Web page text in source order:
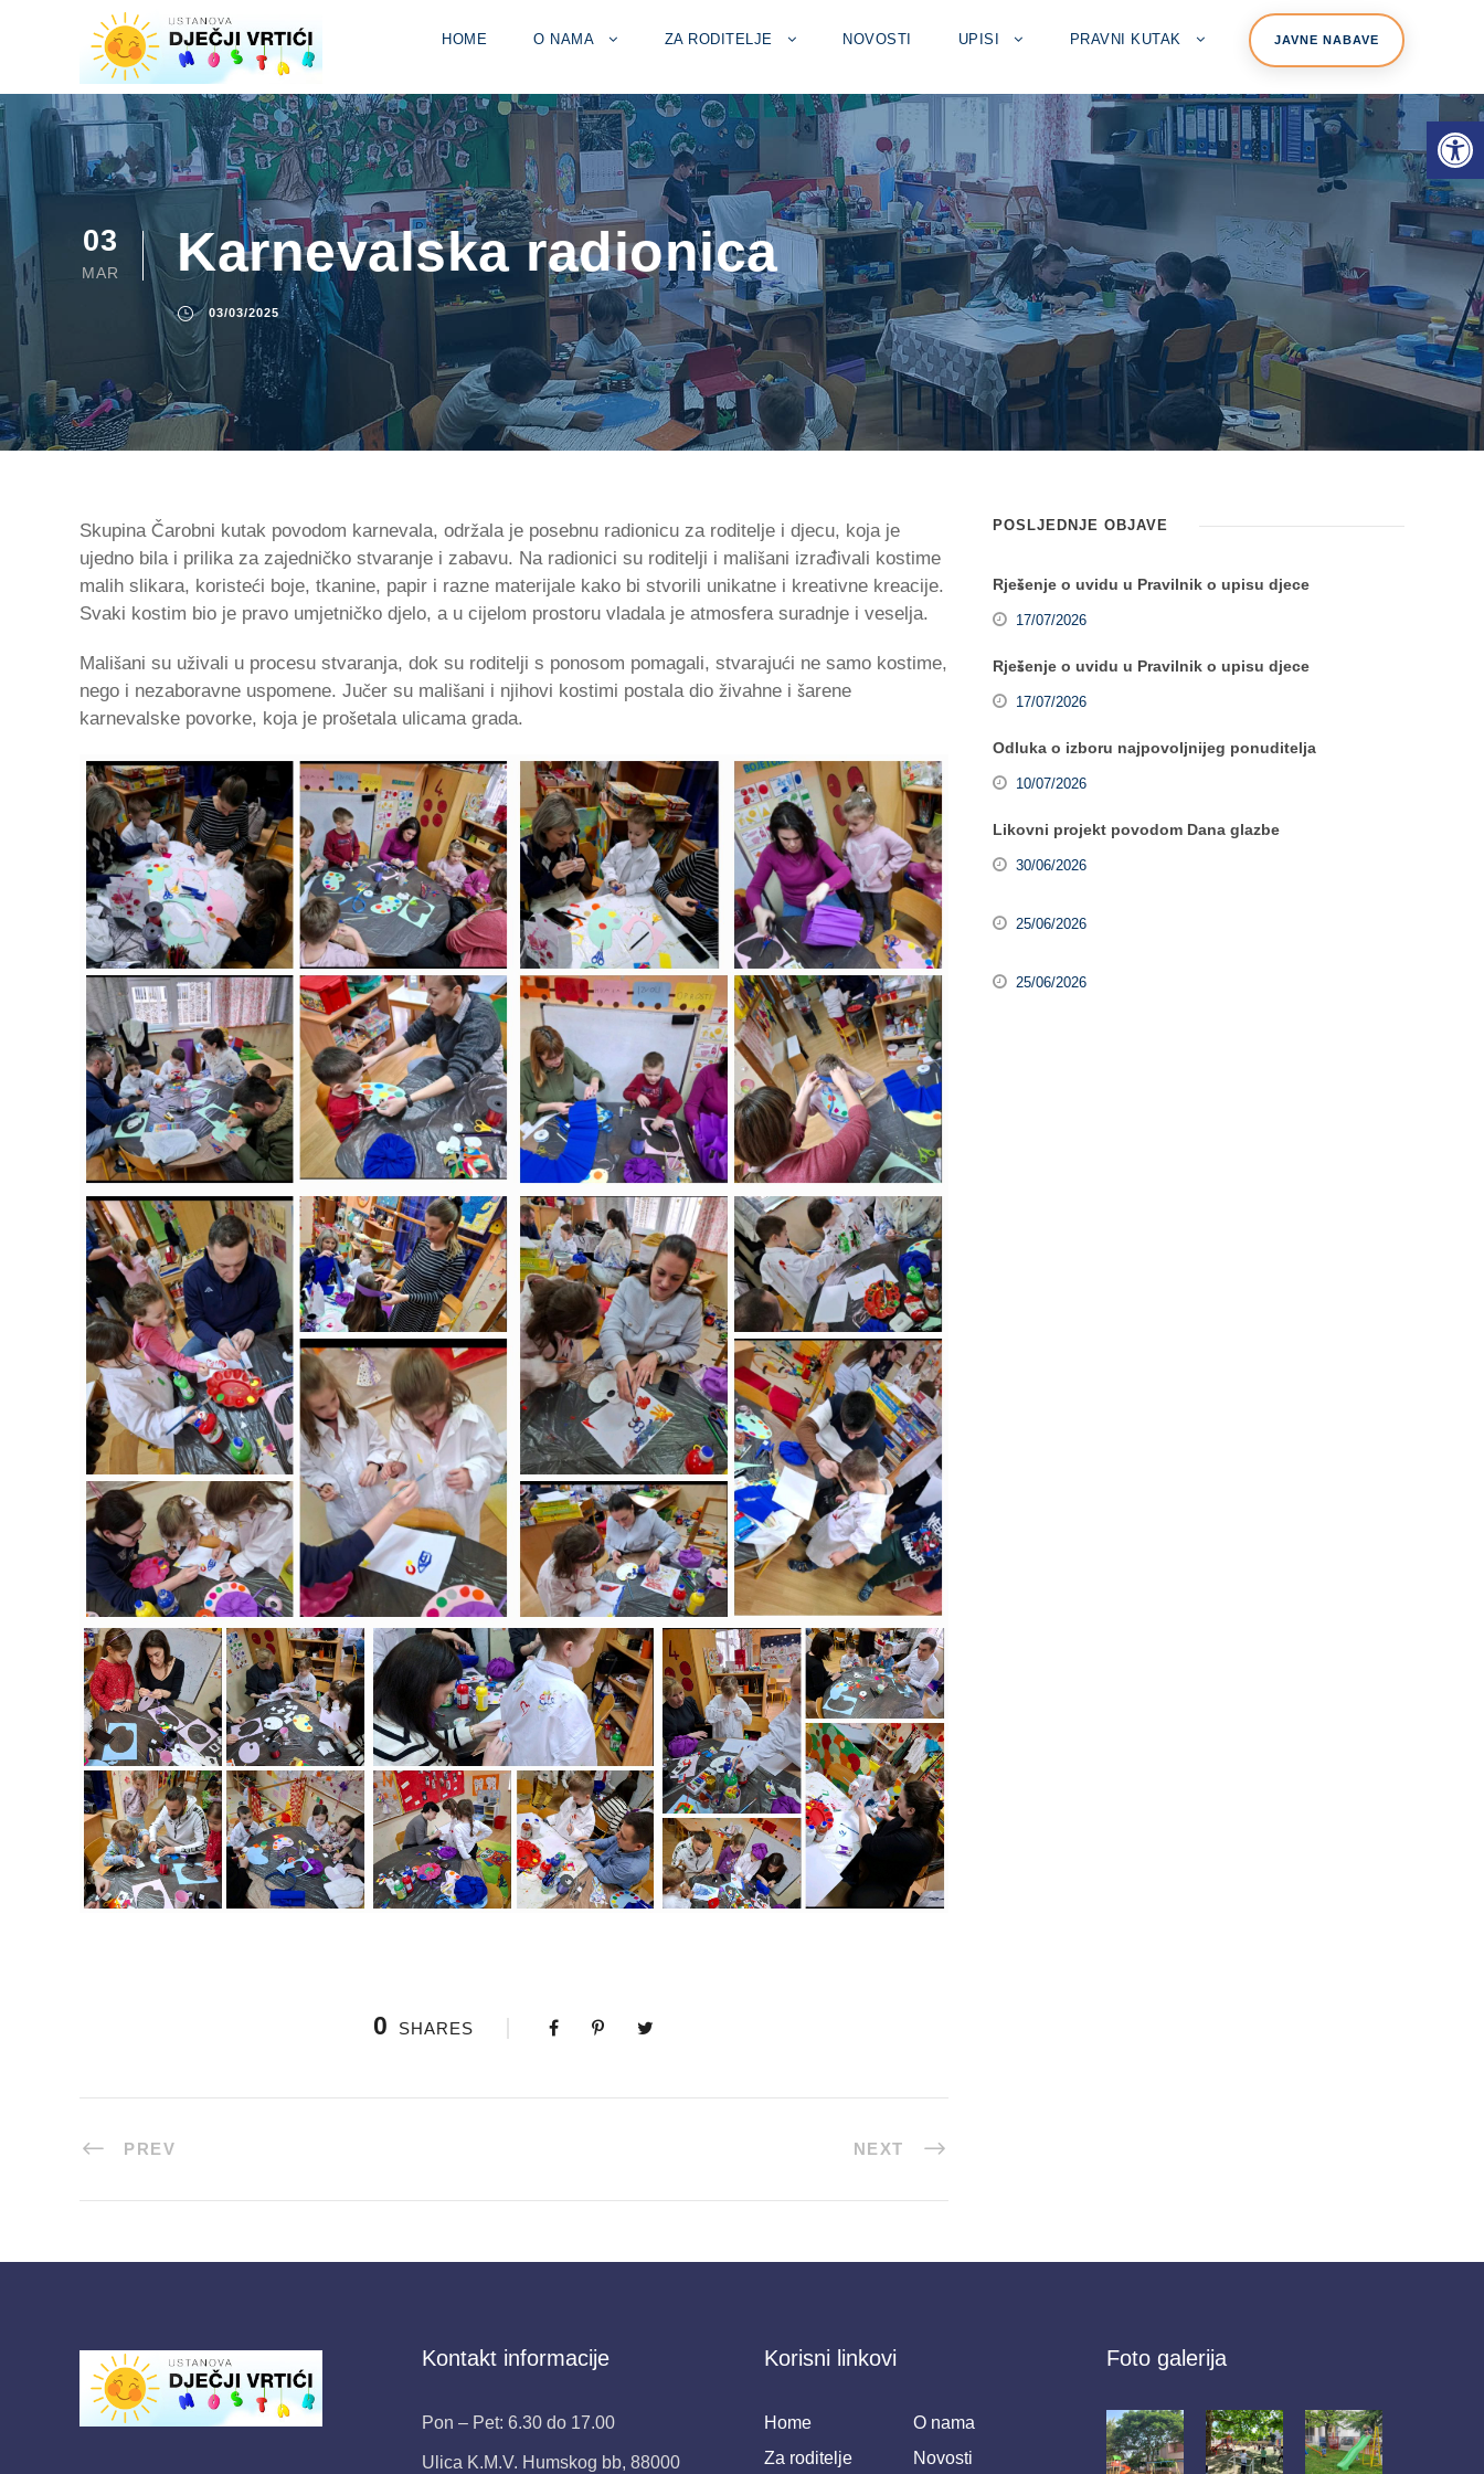
Open toolbar
HOME O NAMA ZA RODITELJE NOVOSTI UPISI PRAVNI KUTAK JAVNE NABAVE
03
MAR Karnevalska radionica
03/03/2025
Skupina Čarobni kutak povodom karnevala, održala je posebnu radionicu za roditelje i djecu, koja je
ujedno bila i prilika za zajedničko stvaranje i zabavu. Na radionici su roditelji i mališani izrađivali kostime
malih slikara, koristeći boje, tkanine, papir i razne materijale kako bi stvorili unikatne i kreativne kreacije.
Svaki kostim bio je pravo umjetničko djelo, a u cijelom prostoru vladala je atmosfera suradnje i veselja.
Mališani su uživali u procesu stvaranja, dok su roditelji s ponosom pomagali, stvarajući ne samo kostime,
nego i nezaboravne uspomene. Jučer su mališani i njihovi kostimi postala dio živahne i šarene
karnevalske povorke, koja je prošetala ulicama grada.
0 SHARES
PREV NEXT
POSLJEDNJE OBJAVE
Rješenje o uvidu u Pravilnik o upisu djece
17/07/2026
Rješenje o uvidu u Pravilnik o upisu djece
17/07/2026
Odluka o izboru najpovoljnijeg ponuditelja
10/07/2026
Likovni projekt povodom Dana glazbe
30/06/2026
25/06/2026
25/06/2026
Kontakt informacije
Pon – Pet: 6.30 do 17.00
Ulica K.M.V. Humskog bb, 88000
Korisni linkovi
Home
O nama
Za roditelje
Novosti
Foto galerija